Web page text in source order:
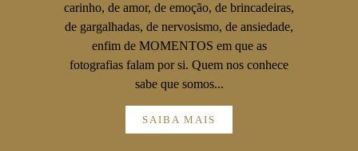
carinho, de amor, de emoção, de brincadeiras,
de gargalhadas, de nervosismo, de ansiedade,
enfim de MOMENTOS em que as
fotografias falam por si. Quem nos conhece
sabe que somos...
SAIBA MAIS